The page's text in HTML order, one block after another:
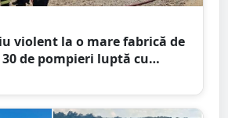
violent la o mare fabrică de
de pompieri luptă cu
vecin